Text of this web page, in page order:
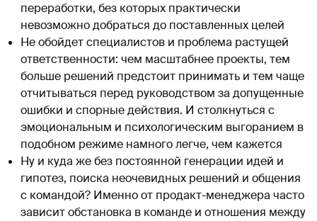
переработки, без которых практически
невозможно добраться до поставленных целей
Не обойдет специалистов и проблема растущей
ответственности: чем масштабнее проекты, тем
больше решений предстоит принимать и тем чаще
отчитываться перед руководством за допущенные
ошибки и спорные действия. И столкнуться с
эмоциональным и психологическим выгоранием в
подобном режиме намного легче, чем кажется
Ну и куда же без постоянной генерации идей и
гипотез, поиска неочевидных решений и общения
с командой? Именно от продакт-менеджера часто
зависит обстановка в команде и отношения между